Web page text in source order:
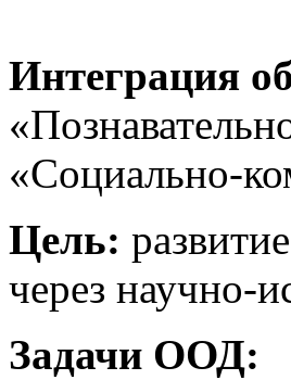
Интеграция
«Социально-
Цель:
через научно-
Задачи ООД: